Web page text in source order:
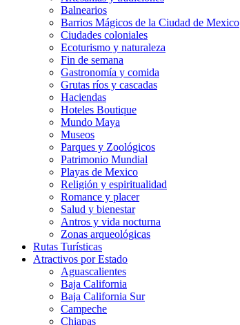
Balnearios
Barrios Mágicos de la Ciudad de Mexico
Ciudades coloniales
Ecoturismo y naturaleza
Fin de semana
Gastronomía y comida
Grutas ríos y cascadas
Haciendas
Hoteles Boutique
Mundo Maya
Museos
Parques y Zoológicos
Patrimonio Mundial
Playas de Mexico
Religión y espiritualidad
Romance y placer
Salud y bienestar
Antros y vida nocturna
Zonas arqueológicas
Rutas Turísticas
Atractivos por Estado
Aguascalientes
Baja California
Baja California Sur
Campeche
Chiapas